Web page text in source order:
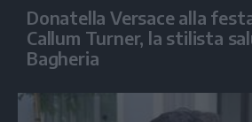
Donatella Versace alla
Callum Turner, la stilista
Bagheria